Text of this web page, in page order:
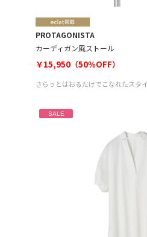
PROTAGONISTA
カーディガン風ストール
￥15,950（50％OFF）
さらっとはおるだけでこなれたスタ
SALE